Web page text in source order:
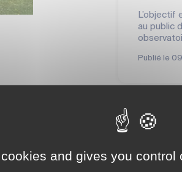
au public
Publié le
and gives you control